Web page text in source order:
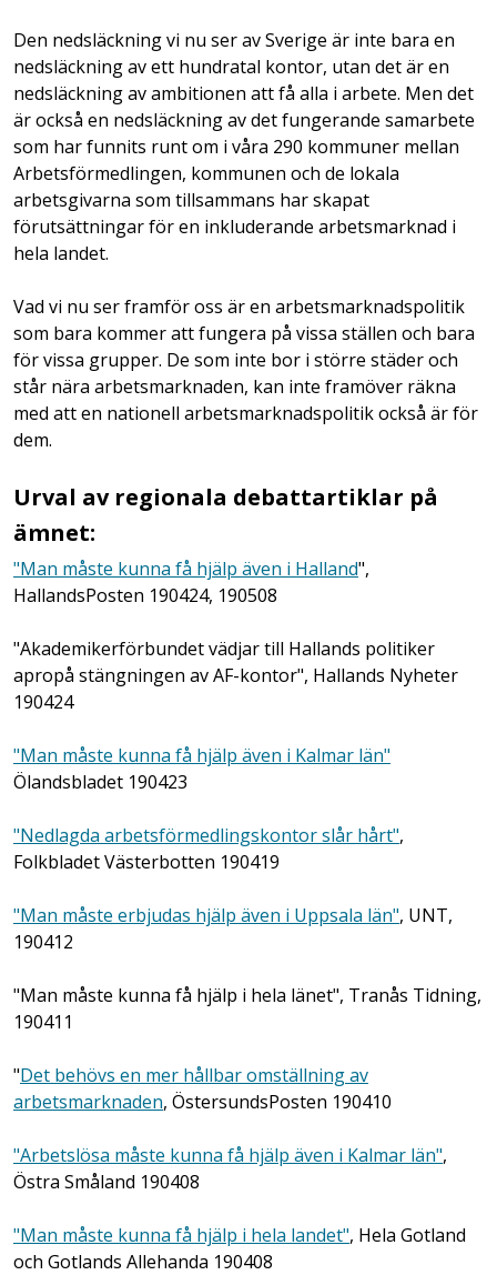
Den nedsläckning vi nu ser av Sverige är inte bara en
nedsläckning av ett hundratal kontor, utan det är en
nedsläckning av ambitionen att få alla i arbete. Men det
är också en nedsläckning av det fungerande samarbete
som har funnits runt om i våra 290 kommuner mellan
Arbetsförmedlingen, kommunen och de lokala
arbetsgivarna som tillsammans har skapat
förutsättningar för en inkluderande arbetsmarknad i
hela landet.
Vad vi nu ser framför oss är en arbetsmarknadspolitik
som bara kommer att fungera på vissa ställen och bara
för vissa grupper. De som inte bor i större städer och
står nära arbetsmarknaden, kan inte framöver räkna
med att en nationell arbetsmarknadspolitik också är för
dem.
Urval av regionala debattartiklar på
ämnet:
"Man måste kunna få hjälp även i Halland",
HallandsPosten 190424, 190508
"Akademikerförbundetvädjar till Hallands politiker
apropå stängningen av AF-kontor", Hallands Nyheter
190424
"Man måste kunna få hjälp även i Kalmar län"
Ölandsbladet 190423
"Nedlagda arbetsförmedlingskontor slår hårt",
Folkbladet Västerbotten 190419
"Man måste erbjudas hjälp även i Uppsala län", UNT,
190412
"Man måste kunna få hjälp i hela länet", Tranås Tidning,
190411
"Det behövs en mer hållbar omställning av
arbetsmarknaden, ÖstersundsPosten 190410
"Arbetslösa måste kunna få hjälp även i Kalmar län",
Östra Småland 190408
"Man måste kunna få hjälp i hela landet", Hela Gotland
och Gotlands Allehanda 190408